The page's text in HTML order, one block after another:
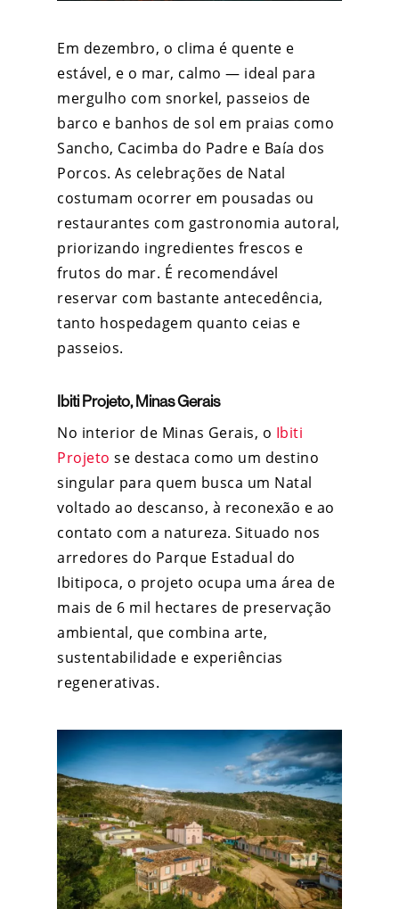
Em dezembro, o clima é quente e
estável, e o mar, calmo — ideal para
mergulho com snorkel, passeios de
barco e banhos de sol em praias como
Sancho, Cacimba do Padre e Baía dos
Porcos. As celebrações de Natal
costumam ocorrer em pousadas ou
restaurantes com gastronomia autoral,
priorizando ingredientes frescos e
frutos do mar. É recomendável
reservar com bastante antecedência,
tanto hospedagem quanto ceias e
passeios.
Ibiti Projeto, Minas Gerais
No interior de Minas Gerais, o Ibiti
Projeto se destaca como um destino
singular para quem busca um Natal
voltado ao descanso, à reconexão e ao
contato com a natureza. Situado nos
arredores do Parque Estadual do
Ibitipoca, o projeto ocupa uma área de
mais de 6 mil hectares de preservação
ambiental, que combina arte,
sustentabilidade e experiências
regenerativas.